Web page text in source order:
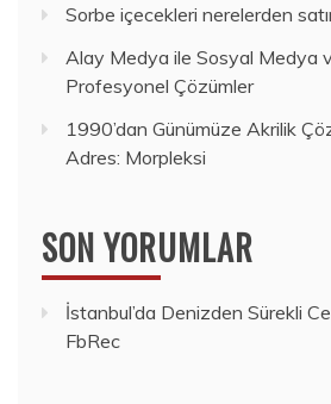
Sorbe içecekleri nerelerden
Alay Medya ile Sosyal Medya
Profesyonel Çözümler
1990’dan Günümüze Akrilik
Adres: Morpleksi
SON YORUMLAR
İstanbul’da Denizden Sürekli
FbRec